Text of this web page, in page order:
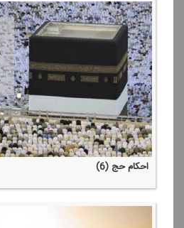
احكام حج (6)